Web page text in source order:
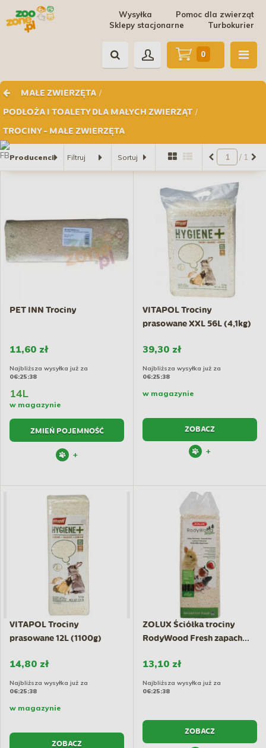
Pomoc dla zwierząt
Wysyłka
Turbokurier
Sklepy stacjonarne
MAŁE ZWIERZĘTA /
PODŁOŻA I TOALETY DLA MAŁYCH ZWIERZĄT /
TROCINY - MAŁE ZWIERZĘTA
0
/ 1
PET INN Trociny
11,60 zł
Najbliższa wysyłka już za
06:25:38
14L
w magazynie
ZMIEŃ POJEMNOŚĆ
+
VITAPOL Trociny
prasowane XXL 56L (4,1kg)
39,30 zł
Najbliższa wysyłka już za
06:25:38
w magazynie
ZOBACZ
+
VITAPOL Trociny
prasowane 12L (1100g)
14,80 zł
Najbliższa wysyłka już za
06:25:38
w magazynie
ZOBACZ
ZOLUX Ściółka trociny
RodyWood Fresh zapach...
13,10 zł
Najbliższa wysyłka już za
06:25:38
ZOBACZ